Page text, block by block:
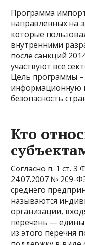
Программа
направленных на
которые
внутренними
после санкций
участвуют все
Цель программы –
информационную
безопасность
Кто
Согласно п. 1 ст. 3
24.07.2007 № 209-
среднего
называются
организации,
перечень —
из этого перечня